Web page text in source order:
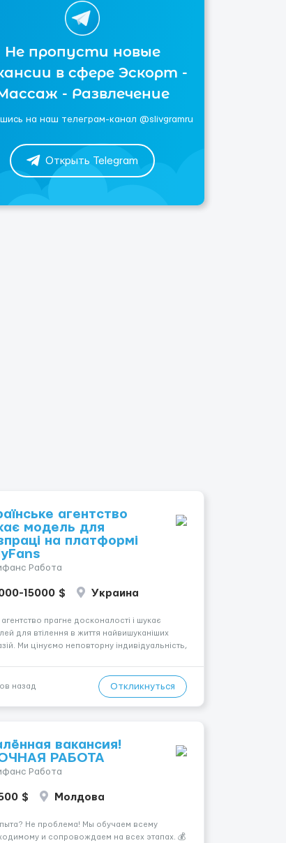
Не пропусти новые
в сфере Эскорт -
- Развлечение
на наш телеграм-канал @slivgramru
Открыть Telegram
агентство
модель для
на платформі
Работа
15000 $ Украина
прагне досконалості і шукає
для втілення в життя найвишуканіших
Ми цінуємо неповторну індивідуальність,
обмежень, ми відкриті для різноманітних
назад Откликнуться
вакансия!
РАБОТА
Работа
$ Молдова
Не проблема! Мы обучаем всему
и сопровождаем на всех этапах. 💰